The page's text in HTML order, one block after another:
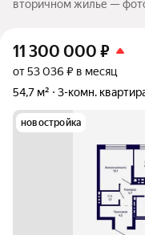
вторичном жилье —
11 300 000 ₽
от 53 036 ₽ в месяц
54,7 м²
3-комн.
новостройка